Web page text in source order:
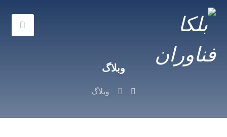
وبلاگ
وبلاگ